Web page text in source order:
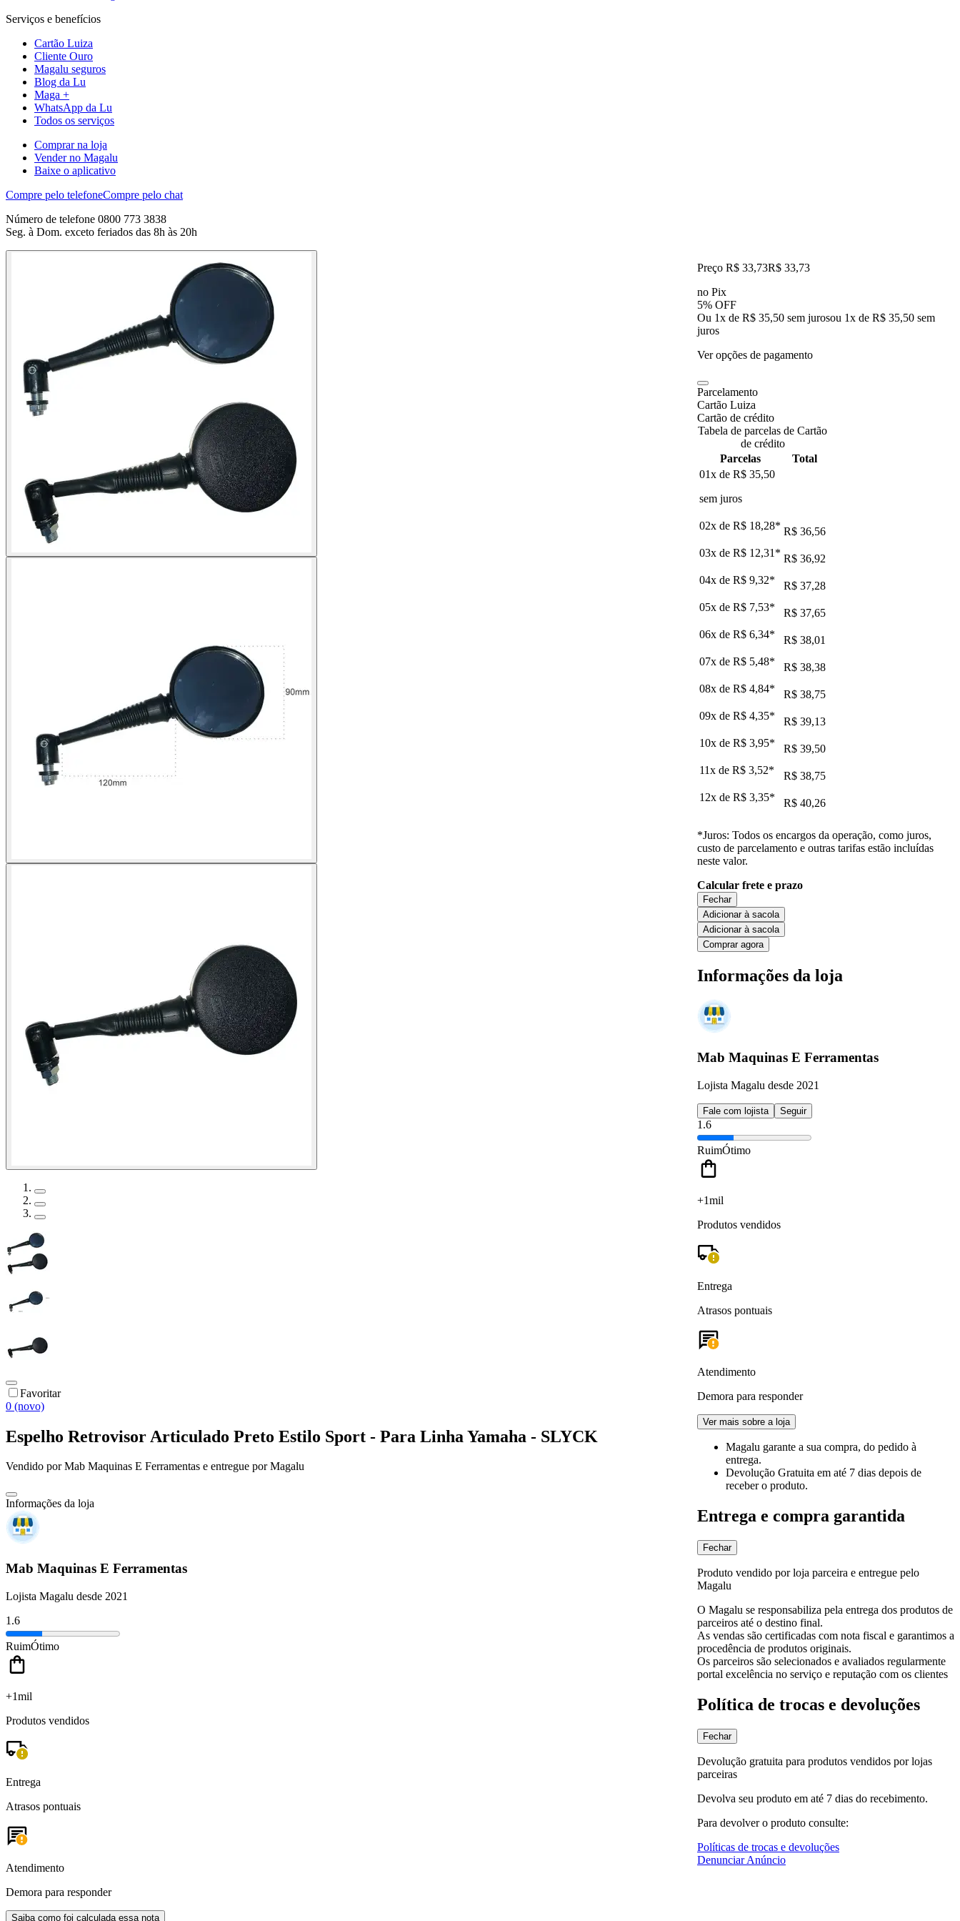
Serviços e benefícios
Cartão Luiza
Cliente Ouro
Magalu seguros
Blog da Lu
Maga +
WhatsApp da Lu
Todos os serviços
Comprar na loja
Vender no Magalu
Baixe o aplicativo
Compre pelo telefoneCompre pelo chat
Número de telefone 0800 773 3838
Seg. à Dom. exceto feriados das 8h às 20h
Favoritar
0 (novo)
Espelho Retrovisor Articulado Preto Estilo Sport - Para Linha Yamaha - SLYCK
Vendido porMab Maquinas E Ferramentas e entregue por Magalu
Informações da loja
Mab Maquinas E Ferramentas
Lojista Magalu desde 2021
1.6
RuimÓtimo
+1mil
Produtos vendidos
Entrega
Atrasos pontuais
Atendimento
Demora para responder
Saiba como foi calculada essa nota
Preço R$ 33,73R$ 33,73
no Pix
5% OFF
Ou 1x de R$ 35,50 sem jurosou 1x de R$ 35,50 sem
juros
Ver opções de pagamento
Parcelamento
Cartão Luiza
Cartão de crédito
Tabela de parcelas de Cartão
de crédito
Parcelas
Total
01x de R$ 35,50
sem juros
02x de R$ 18,28* R$ 36,56
03x de R$ 12,31 * R$ 36,92
04x de R$ 9,32*
R$ 37,28
05x de R$ 7,53*
R$ 37,65
06x de R$ 6,34*
R$ 38,01
07x de R$ 5,48*
R$ 38,38
08x de R$ 4,84*
R$ 38,75
09x de R$ 4,35*
R$ 39,13
10x de R$ 3,95*
R$ 39,50
11x de R$ 3,52*
R$ 38,75
12x de R$ 3,35* R$ 40,26
*Juros: Todos os encargos da operação, como juros,
custo de parcelamento e outras tarifas estão incluídas
neste valor.
Calcular frete e prazo
Fechar
Adicionar à sacola
Adicionar à sacola
Comprar agora
Informações da loja
Mab Maquinas E Ferramentas
Lojista Magalu desde 2021
Fale com lojista Seguir
1.6
RuimÓtimo
+1mil
Produtos vendidos
Entrega
Atrasos pontuais
Atendimento
Demora para responder
Ver mais sobre a loja
Magalu garante a sua compra, do pedido à
entrega.
Devolução Gratuita em até 7 dias depois de
receber o produto.
Entrega e compra garantida
Fechar
Produto vendido por loja parceira e entregue pelo
Magalu
O Magalu se responsabiliza pela entrega dos produtos de
parceiros até o destino final.
As vendas são certificadas com nota fiscal e garantimos a
procedência de produtos originais.
Os parceiros são selecionados e avaliados regularmente
portal excelência no serviço e reputação com os clientes
Política de trocas e devoluções
Fechar
Devolução gratuita para produtos vendidos por lojas
parceiras
Devolva seu produto em até 7 dias do recebimento.
Para devolver o produto consulte:
Políticas de trocas e devoluções
Denunciar Anúncio